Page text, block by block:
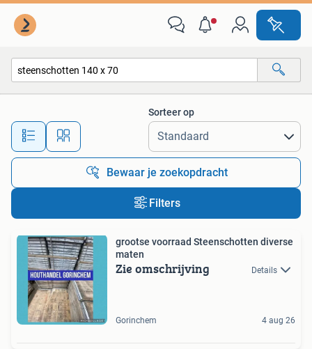
Alle afstanden…
Sorteer op
Bewaar je zoekopdracht
Filters
grootse voorraad Steenschotten diverse
maten
Zie omschrijving Details
Gorinchem 4 aug 26